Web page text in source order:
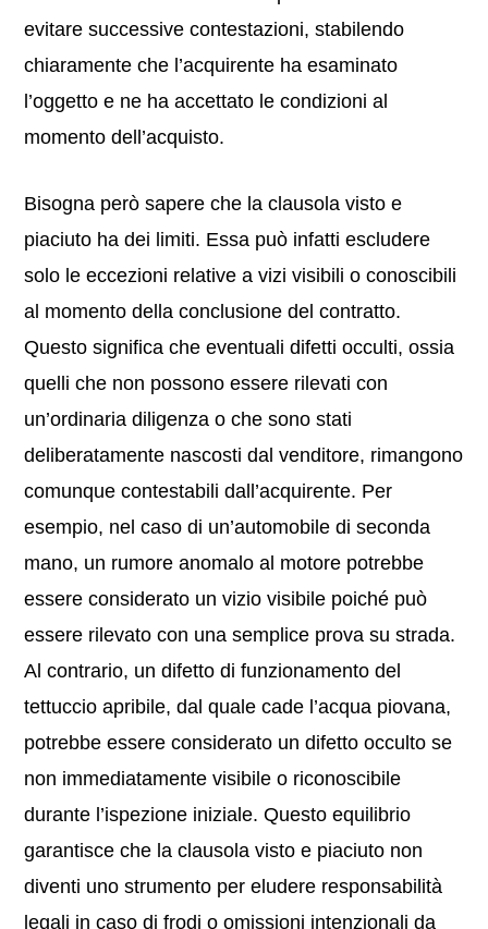
evitare successive contestazioni, stabilendo
chiaramente che l’acquirente ha esaminato
l’oggetto e ne ha accettato le condizioni al
momento dell’acquisto.
Bisogna però sapere che la clausola visto e
piaciuto ha dei limiti. Essa può infatti escludere
solo le eccezioni relative a vizi visibili o conoscibili
al momento della conclusione del contratto.
Questo significa che eventuali difetti occulti, ossia
quelli che non possono essere rilevati con
un’ordinaria diligenza o che sono stati
deliberatamente nascosti dal venditore, rimangono
comunque contestabili dall’acquirente. Per
esempio, nel caso di un’automobile di seconda
mano, un rumore anomalo al motore potrebbe
essere considerato un vizio visibile poiché può
essere rilevato con una semplice prova su strada.
Al contrario, un difetto di funzionamento del
tettuccio apribile, dal quale cade l’acqua piovana,
potrebbe essere considerato un difetto occulto se
non immediatamente visibile o riconoscibile
durante l’ispezione iniziale. Questo equilibrio
garantisce che la clausola visto e piaciuto non
diventi uno strumento per eludere responsabilità
legali in caso di frodi o omissioni intenzionali da